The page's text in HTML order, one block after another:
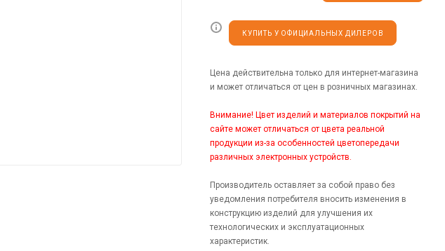
КУПИТЬ У ОФИЦИАЛЬНЫХ ДИЛЕРОВ
Цена действительна только для интернет-магазина
и может отличаться от цен в розничных магазинах.
Внимание! Цвет изделий и материалов покрытий на
сайте может отличаться от цвета реальной
продукции из-за особенностей цветопередачи
различных электронных устройств.
Производитель оставляет за собой право без
уведомления потребителя вносить изменения в
конструкцию изделий для улучшения их
технологических и эксплуатационных
характеристик.